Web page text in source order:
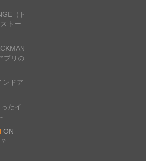
（ト
トー
プリの
ンドア
たイ
ON